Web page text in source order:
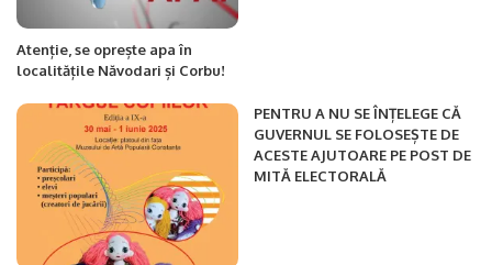
Atenție, se oprește apa în
localitățile Năvodari și Corbu!
PENTRU A NU SE ÎNȚELEGE CĂ
GUVERNUL SE FOLOSEȘTE DE
ACESTE AJUTOARE PE POST DE
MITĂ ELECTORALĂ